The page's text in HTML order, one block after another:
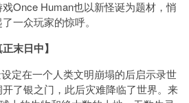
Once Human也以新怪诞为题材，悄
一众玩家的惊呼。
末日中】
定在一个人类文明崩塌的后启示录世
了银之门，此后灾难降临了世界。来